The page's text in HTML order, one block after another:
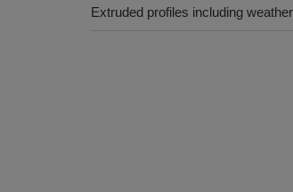
Extruded profiles including